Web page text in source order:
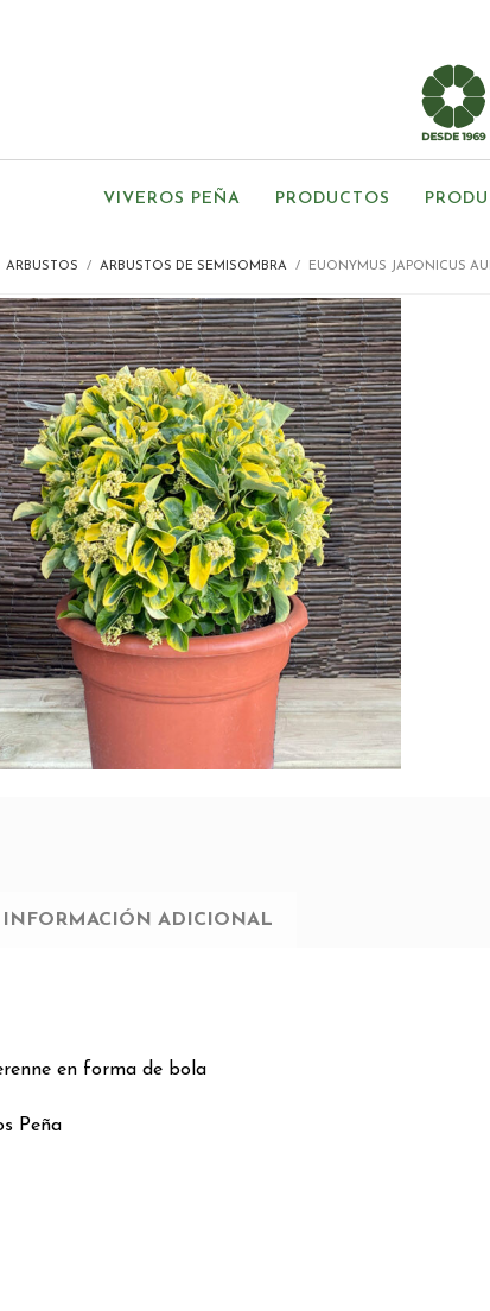
VIVEROS PEÑA PRODUCTOS
ARBUSTOS ARBUSTOS DE SEMISOMBRA EUONYMUS JAPONICUS
INFORMACIÓN ADICIONAL
en forma de bola
Peña